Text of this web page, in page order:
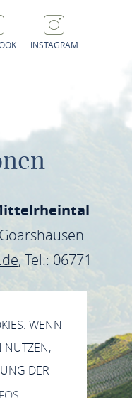
INSTAGRAM
, Tel.: 06771
WENN
NUTZEN,
DER